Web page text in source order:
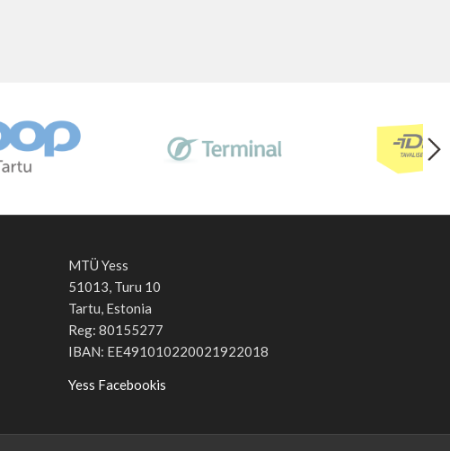
MTÜ Yess
51013, Turu 10
Tartu, Estonia
Reg: 80155277
IBAN: EE491010220021922018
Yess Facebookis